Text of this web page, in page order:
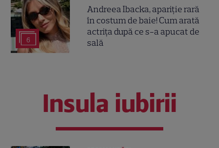
6
Andreea Ibacka, apariție rară
în costum de baie! Cum arată
actrița după ce s-a apucat de
sală
Insula iubirii